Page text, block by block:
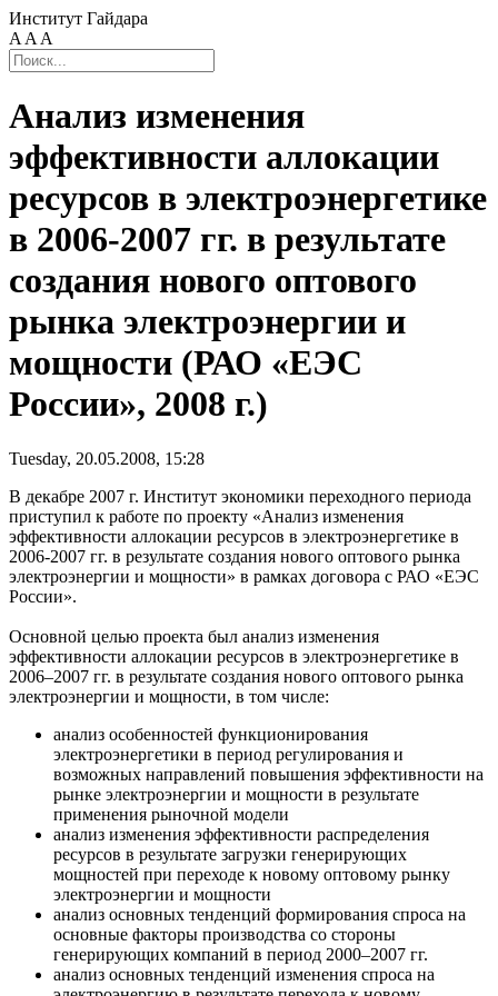
Институт Гайдара
A A A
Анализ изменения
эффективности аллокации
ресурсов в электроэнергетике
в 2006-2007 гг. в результате
создания нового оптового
рынка электроэнергии и
мощности (РАО «ЕЭС
России», 2008 г.)
Tuesday, 20.05.2008, 15:28
В декабре 2007 г. Институт экономики переходного периода
приступил к работе по проекту «Анализ изменения
эффективности аллокации ресурсов в электроэнергетике в
2006-2007 гг. в результате создания нового оптового рынка
электроэнергии и мощности» в рамках договора с РАО «ЕЭС
России».
Основной целью проекта был анализ изменения
эффективности аллокации ресурсов в электроэнергетике в
2006–2007 гг. в результате создания нового оптового рынка
электроэнергии и мощности, в том числе:
анализ особенностей функционирования
электроэнергетики в период регулирования и
возможных направлений повышения эффективности на
рынке электроэнергии и мощности в результате
применения рыночной модели
анализ изменения эффективности распределения
ресурсов в результате загрузки генерирующих
мощностей при переходе к новому оптовому рынку
электроэнергии и мощности
анализ основных тенденций формирования спроса на
основные факторы производства со стороны
генерирующих компаний в период 2000–2007 гг.
анализ основных тенденций изменения спроса на